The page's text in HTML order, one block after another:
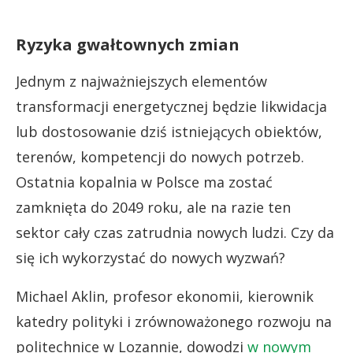
Ryzyka gwałtownych zmian
Jednym z najważniejszych elementów
transformacji energetycznej będzie likwidacja
lub dostosowanie dziś istniejących obiektów,
terenów, kompetencji do nowych potrzeb.
Ostatnia kopalnia w Polsce ma zostać
zamknięta do 2049 roku, ale na razie ten
sektor cały czas zatrudnia nowych ludzi. Czy da
się ich wykorzystać do nowych wyzwań?
Michael Aklin, profesor ekonomii, kierownik
katedry polityki i zrównoważonego rozwoju na
politechnice w Lozannie, dowodzi w nowym